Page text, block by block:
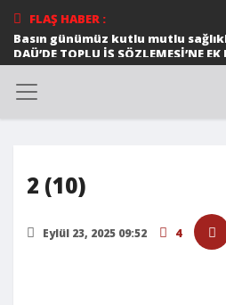
FLAŞ HABER :
Basın günümüz kutlu mutlu
DAÜ’DE TOPLU İŞ SÖZLEMESİ’NE
Ortak konser
Halk dansları gösterileri beğeni
DAÜ MİMARLIK FAKÜLTESİ
İLE İLGİLİ AÇIKLAMALARDA
*Cumhurbaşkanı Ersin Tatar,
TÜRKÜLERLE DAÜ’NÜN BU YILKİ
TELSİM FREEZONE 8.
2 (10)
Eylül 23, 2025 09:52 4